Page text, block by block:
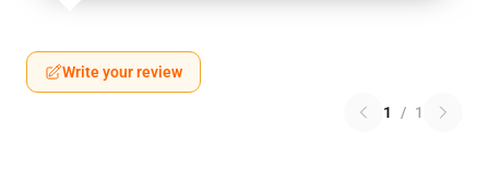
Write your review
1 / 1